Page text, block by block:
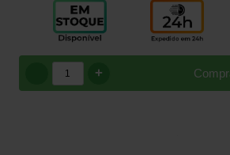
+